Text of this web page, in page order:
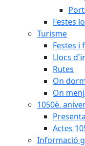
Festes
Turisme
Festes i
Llocs
Rutes
On
On
1050è.
Actes
Informació